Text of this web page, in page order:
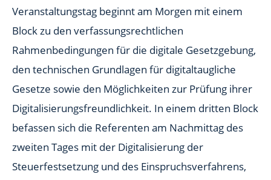
Veranstaltungstag beginnt am Morgen mit einem
Block zu den verfassungsrechtlichen
Rahmenbedingungen für die digitale Gesetzgebung,
den technischen Grundlagen für digitaltaugliche
Gesetze sowie den Möglichkeiten zur Prüfung ihrer
Digitalisierungsfreundlichkeit. In einem dritten Block
befassen sich die Referenten am Nachmittag des
zweiten Tages mit der Digitalisierung der
Steuerfestsetzung und des Einspruchsverfahrens,